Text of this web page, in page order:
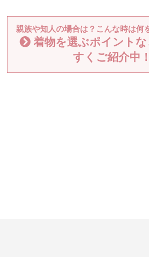
親族や知人の場合は？こんな時は何
着物を選ぶポイント
すくご紹介中！